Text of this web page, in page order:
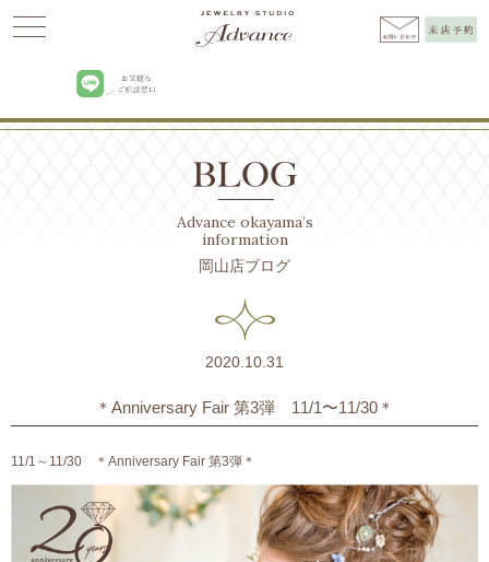
＊Anniversary Fair 第3弾 11/1〜11/30＊
Advance okayama’s
information
岡山店ブログ
2020.10.31
＊Anniversary Fair 第3弾 11/1〜11/30＊
11/1～11/30 ＊Anniversary Fair 第3弾＊